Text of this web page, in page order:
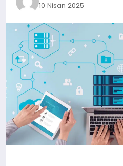
10 Nisan 2025